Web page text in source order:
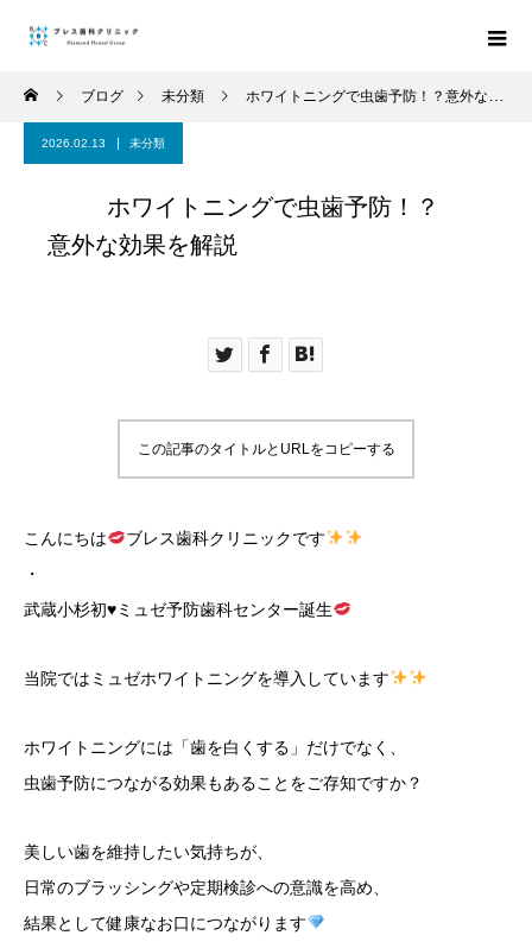
ブログ 未分類 ホワイトニングで虫歯予防！？意外な効果を解説
2026.02.13 未分類
ホワイトニングで虫歯予防！？
意外な効果を解説
この記事のタイトルとURLをコピーする
こんにちは
ブレス歯科クリニックです
・
武蔵小杉初♥ミュゼ予防歯科センター誕生
当院ではミュゼホワイトニングを導入しています
ホワイトニングには「歯を白くする」だけでなく、
虫歯予防につながる効果もあることをご存知ですか？
美しい歯を維持したい気持ちが、
日常のブラッシングや定期検診への意識を高め、
結果として健康なお口につながります